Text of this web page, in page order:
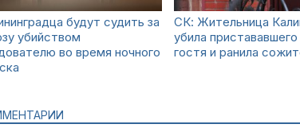
будут судить за
убийством
во время ночного
СК: Жительница
убила пристававшего
гостя и ранила